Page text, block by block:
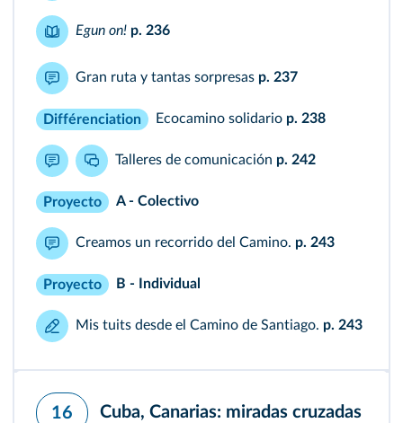
Egun on! p. 236
Gran ruta y tantas sorpresas p. 237
Différenciation Ecocamino solidario p. 238
Talleres de comunicación p. 242
Proyecto A - Colectivo
Creamos un recorrido del Camino. p. 243
Proyecto B - Individual
Mis tuits desde el Camino de Santiago. p. 243
16 Cuba, Canarias: miradas cruzadas